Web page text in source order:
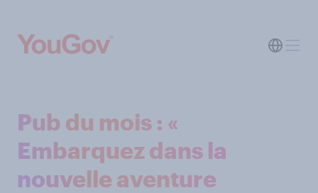
Pub du mois : «
Embarquez dans la
nouvelle aventure